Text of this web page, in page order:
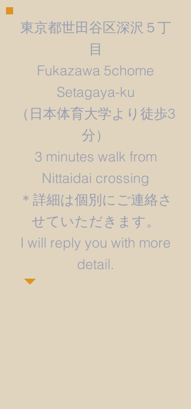
東京都世田谷区深沢５丁
目
Fukazawa 5chome
Setagaya-ku
​（日本体育大学より徒歩3
分）
3 minutes walk from
Nittaidai crossing
＊詳細は個別にご連絡さ
せていただきます。
​I will reply you with more
detail.